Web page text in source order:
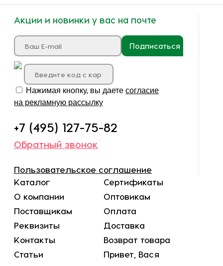
Каталог
О компании
Поставщикам
Реквизиты
Контакты
Статьи
Сертификаты
Оптовикам
Оплата
Доставка
Возврат товара
Привет, Вася
Акции и новинки у вас на почте
Подписаться
Нажимая кнопку, вы даете согласие
на рекламную рассылку
+7 (495) 127-75-82
Обратный звонок
Пользовательское соглашение